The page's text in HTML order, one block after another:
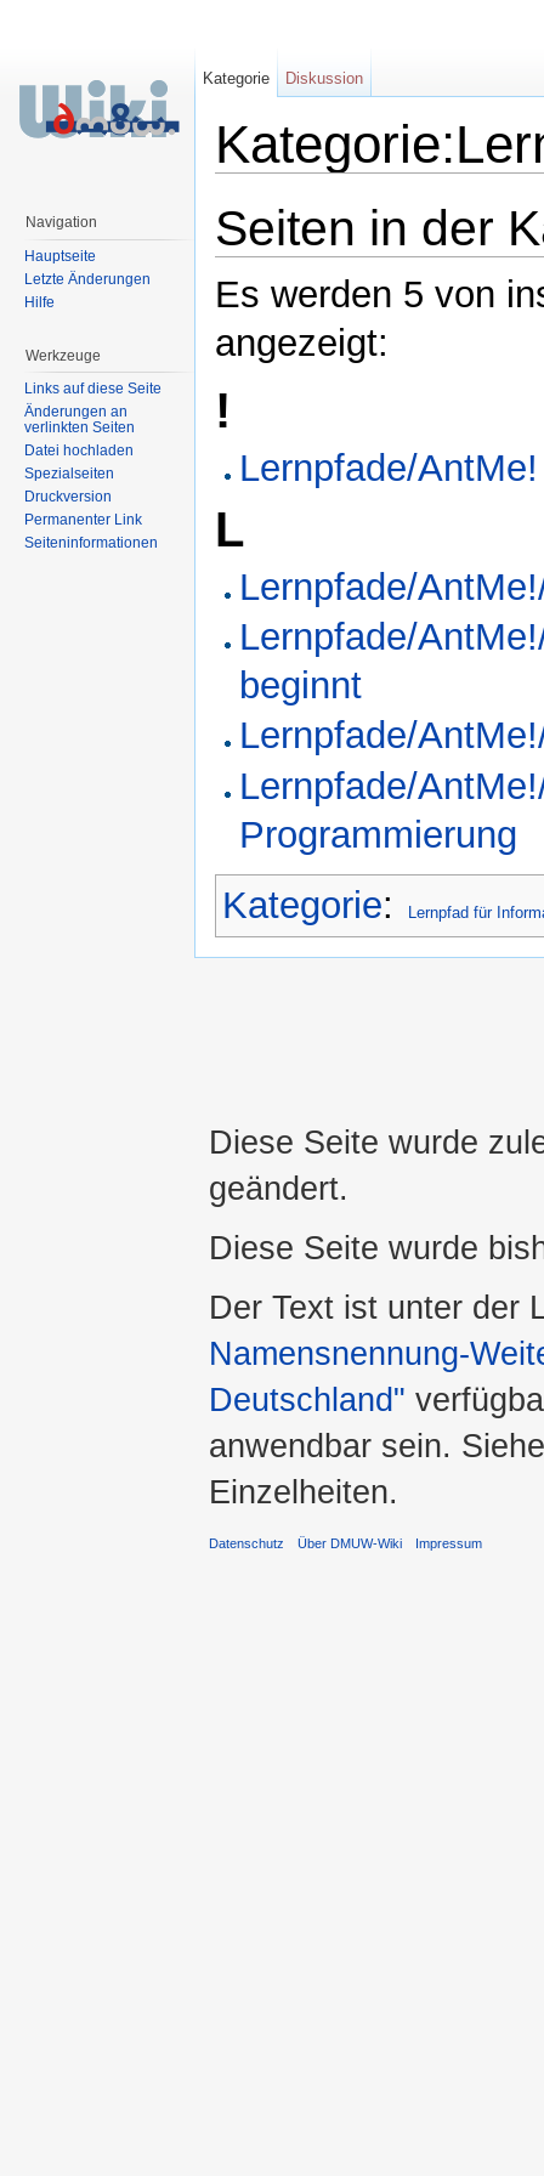
Seiten in der
Es werden 5 von
angezeigt:
!
Lernpfade/AntMe!
L
Lernpfade/
Lernpfade/
beginnt
Lernpfade/
Lernpfade/
Programmierung
Kategorie: Lernpfad für
Kategorie Diskussion
Navigation
Hauptseite
Letzte Änderungen
Hilfe
Werkzeuge
Links auf diese Seite
Änderungen an
verlinkten Seiten
Datei hochladen
Spezialseiten
Druckversion
Permanenter Link
Seiteninformationen
Diese Seite wurde
geändert.
Diese Seite wurde
Der Text ist unter der
Namensnennung-
Deutschland"
anwendbar sein.
Einzelheiten.
Datenschutz Über DMUW-Wiki Impressum